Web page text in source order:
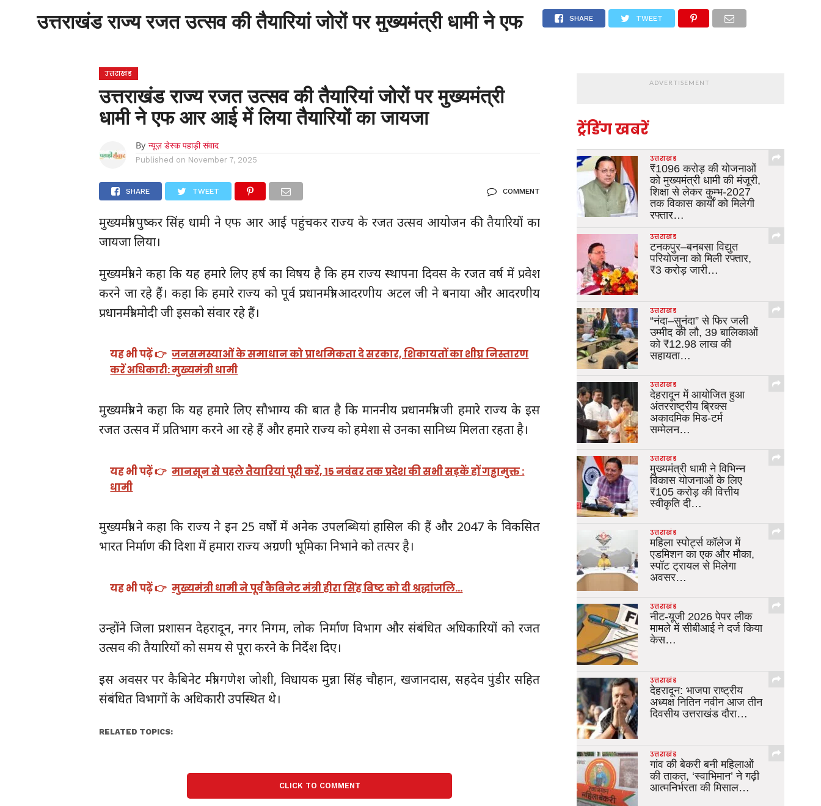
होम देश दुनिया उत्तराखंड धर्म-संस्कृति राजनीति संपर्क करें
उत्तरकाशी
उधम सिंह नगरउत्तराखंड राज्य रजत उत्सव की तैयारियां जोरों पर मुख्यमंत्री धामी ने एफ आर आई में लिया तैयारियों का जायजा
SHARE TWEET
उत्तराखंड
उत्तराखंड राज्य रजत उत्सव की तैयारियां जोरों पर मुख्यमंत्री
धामी ने एफ आर आई में लिया तैयारियों का जायजा
By न्यूज़ डेस्क पहाड़ी संवाद
Published on November 7, 2025
SHARE TWEET COMMENT
मुख्यमंत्री पुष्कर सिंह धामी ने एफ आर आई पहुंचकर राज्य के रजत उत्सव आयोजन की तैयारियों का
जायजा लिया।
मुख्यमंत्री ने कहा कि यह हमारे लिए हर्ष का विषय है कि हम राज्य स्थापना दिवस के रजत वर्ष में प्रवेश
करने जा रहे हैं। कहा कि हमारे राज्य को पूर्व प्रधानमंत्री आदरणीय अटल जी ने बनाया और आदरणीय
प्रधानमंत्री मोदी जी इसको संवार रहे हैं।
यह भी पढ़ें 👉 जनसमस्याओं के समाधान को प्राथमिकता दे सरकार, शिकायतों का शीघ्र निस्तारण
करें अधिकारी: मुख्यमंत्री धामी
मुख्यमंत्री ने कहा कि यह हमारे लिए सौभाग्य की बात है कि माननीय प्रधानमंत्री जी हमारे राज्य के इस
रजत उत्सव में प्रतिभाग करने आ रहे हैं और हमारे राज्य को हमेशा से उनका सानिध्य मिलता रहता है।
यह भी पढ़ें 👉 मानसून से पहले तैयारियां पूरी करें, 15 नवंबर तक प्रदेश की सभी सड़कें हों गड्ढामुक्त :
धामी
मुख्यमंत्री ने कहा कि राज्य ने इन 25 वर्षों में अनेक उपलब्धियां हासिल की हैं और 2047 के विकसित
भारत निर्माण की दिशा में हमारा राज्य अग्रणी भूमिका निभाने को तत्पर है।
यह भी पढ़ें 👉 मुख्यमंत्री धामी ने पूर्व कैबिनेट मंत्री हीरा सिंह बिष्ट को दी श्रद्धांजलि…
उन्होंने जिला प्रशासन देहरादून, नगर निगम, लोक निर्माण विभाग और संबंधित अधिकारियों को रजत
उत्सव की तैयारियों को समय से पूरा करने के निर्देश दिए।
इस अवसर पर कैबिनेट मंत्री गणेश जोशी, विधायक मुन्ना सिंह चौहान, खजानदास, सहदेव पुंडीर सहित
संबंधित विभागों के अधिकारी उपस्थित थे।
RELATED TOPICS:
CLICK TO COMMENT
ADVERTISEMENT
ट्रेंडिंग खबरें
उत्तराखंड
₹1096 करोड़ की योजनाओं
को मुख्यमंत्री धामी की मंजूरी,
शिक्षा से लेकर कुम्भ-2027
तक विकास कार्यों को मिलेगी
रफ्तार…
उत्तराखंड
टनकपुर–बनबसा विद्युत
परियोजना को मिली रफ्तार,
₹3 करोड़ जारी…
उत्तराखंड
“नंदा–सुनंदा” से फिर जली
उम्मीद की लौ, 39 बालिकाओं
को ₹12.98 लाख की
सहायता…
उत्तराखंड
देहरादून में आयोजित हुआ
अंतरराष्ट्रीय ब्रिक्स
अकादमिक मिड-टर्म
सम्मेलन…
उत्तराखंड
मुख्यमंत्री धामी ने विभिन्न
विकास योजनाओं के लिए
₹105 करोड़ की वित्तीय
स्वीकृति दी…
उत्तराखंड
महिला स्पोर्ट्स कॉलेज में
एडमिशन का एक और मौका,
स्पॉट ट्रायल से मिलेगा
अवसर…
उत्तराखंड
नीट-यूजी 2026 पेपर लीक
मामले में सीबीआई ने दर्ज किया
केस…
उत्तराखंड
देहरादून: भाजपा राष्ट्रीय
अध्यक्ष नितिन नवीन आज तीन
दिवसीय उत्तराखंड दौरा…
उत्तराखंड
गांव की बेकरी बनी महिलाओं
की ताकत, ‘स्वाभिमान’ ने गढ़ी
आत्मनिर्भरता की मिसाल…